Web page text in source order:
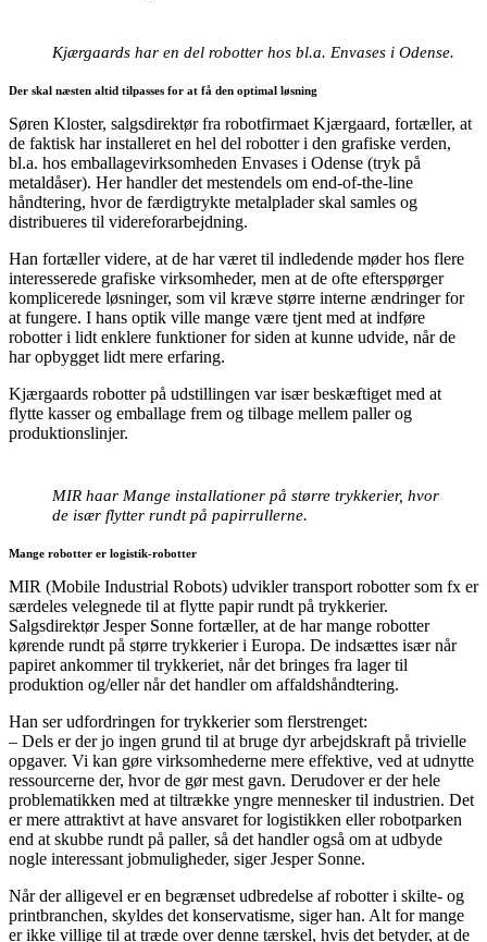
Kjærgaards har en del robotter hos bl.a. Envases i Odense.
Der skal næsten altid tilpasses for at få den optimal løsning
Søren Kloster, salgsdirektør fra robotfirmaet Kjærgaard, fortæller, at
de faktisk har installeret en hel del robotter i den grafiske verden,
bl.a. hos emballagevirksomheden Envases i Odense (tryk på
metaldåser). Her handler det mestendels om end-of-the-line
håndtering, hvor de færdigtrykte metalplader skal samles og
distribueres til videreforarbejdning.
Han fortæller videre, at de har været til indledende møder hos flere
interesserede grafiske virksomheder, men at de ofte efterspørger
komplicerede løsninger, som vil kræve større interne ændringer for
at fungere. I hans optik ville mange være tjent med at indføre
robotter i lidt enklere funktioner for siden at kunne udvide, når de
har opbygget lidt mere erfaring.
Kjærgaards robotter på udstillingen var især beskæftiget med at
flytte kasser og emballage frem og tilbage mellem paller og
produktionslinjer.
MIR haar Mange installationer på større trykkerier, hvor
de især flytter rundt på papirrullerne.
Mange robotter er logistik-robotter
MIR (Mobile Industrial Robots) udvikler transport robotter som fx er
særdeles velegnede til at flytte papir rundt på trykkerier.
Salgsdirektør Jesper Sonne fortæller, at de har mange robotter
kørende rundt på større trykkerier i Europa. De indsættes især når
papiret ankommer til trykkeriet, når det bringes fra lager til
produktion og/eller når det handler om affaldshåndtering.
Han ser udfordringen for trykkerier som flerstrenget:
– Dels er der jo ingen grund til at bruge dyr arbejdskraft på trivielle
opgaver. Vi kan gøre virksomhederne mere effektive, ved at udnytte
ressourcerne der, hvor de gør mest gavn. Derudover er der hele
problematikken med at tiltrække yngre mennesker til industrien. Det
er mere attraktivt at have ansvaret for logistikken eller robotparken
end at skubbe rundt på paller, så det handler også om at udbyde
nogle interessant jobmuligheder, siger Jesper Sonne.
Når der alligevel er en begrænset udbredelse af robotter i skilte- og
printbranchen, skyldes det konservatisme, siger han. Alt for mange
er ikke villige til at træde over denne tærskel, hvis det betyder, at de